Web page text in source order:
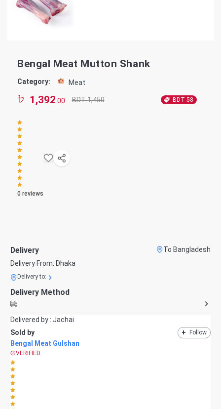
Bengal Meat Mutton Shank
Category: Meat
1,392 .00 BDT 1,450 -BDT 58
0 reviews
Delivery
To Bangladesh
Delivery From: Dhaka
Delivery to:
Delivery Method
Delivered by : Jachai
Sold by
+ Follow
Bengal Meat Gulshan
VERIFIED